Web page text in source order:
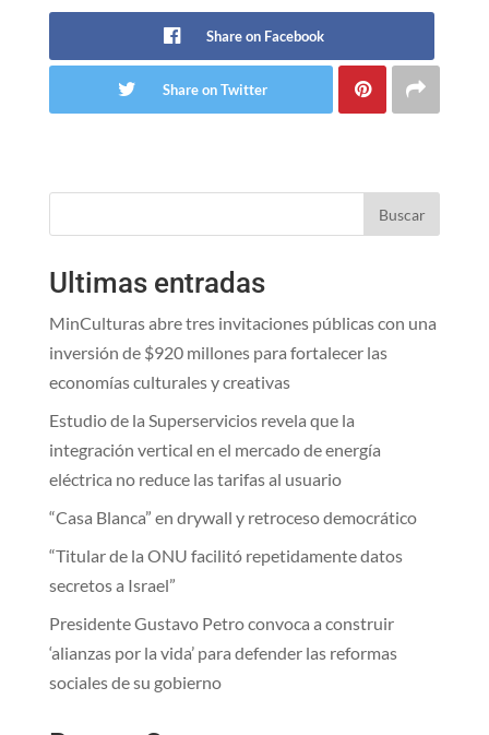
Share on Facebook
Share on Twitter
Buscar
Ultimas entradas
MinCulturas abre tres invitaciones públicas con una
inversión de $920 millones para fortalecer las
economías culturales y creativas
Estudio de la Superservicios revela que la
integración vertical en el mercado de energía
eléctrica no reduce las tarifas al usuario
“Casa Blanca” en drywall y retroceso democrático
“Titular de la ONU facilitó repetidamente datos
secretos a Israel”
Presidente Gustavo Petro convoca a construir
‘alianzas por la vida’ para defender las reformas
sociales de su gobierno